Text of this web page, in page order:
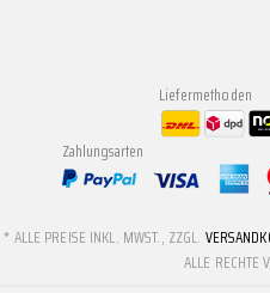
Liefermethoden
Zahlungsarten
* ALLE PREISE INKL. MWST., ZZGL.
ALLE RECHTE